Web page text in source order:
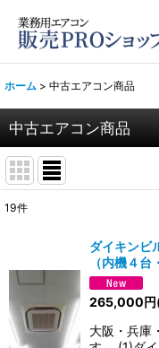
ホーム > 中古エアコン商品
中古エアコン商品
並び順:
19件
ダイキンビ
（内機４
265,000円
大阪・兵庫